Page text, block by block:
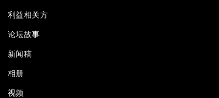
利益相关方
论坛故事
新闻稿
相册
视频